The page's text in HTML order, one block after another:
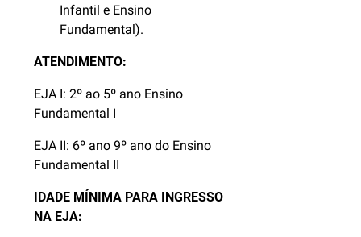
Infantil e Ensino
Fundamental).
ATENDIMENTO:
EJA I: 2º ao 5º ano Ensino
Fundamental I
EJA II: 6º ano 9º ano do Ensino
Fundamental II
IDADE MÍNIMA PARA INGRESSO
NA EJA: